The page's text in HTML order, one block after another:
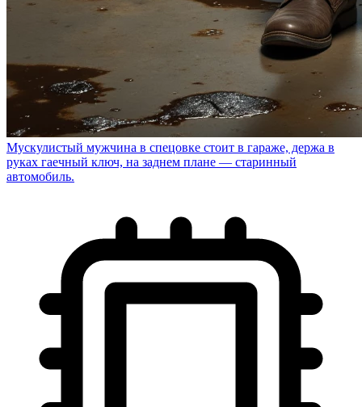
Мускулистый мужчина в спецовке стоит в гараже, держа в
руках гаечный ключ, на заднем плане — старинный
автомобиль.